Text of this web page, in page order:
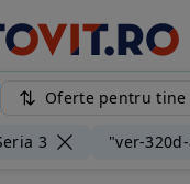
Oferte pentru tine
3 "ver-